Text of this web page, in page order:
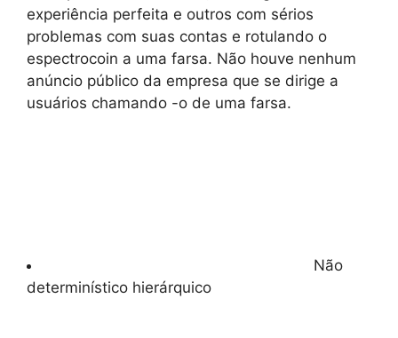
experiência perfeita e outros com sérios
problemas com suas contas e rotulando o
espectrocoin a uma farsa. Não houve nenhum
anúncio público da empresa que se dirige a
usuários chamando -o de uma farsa.
Não
determinístico hierárquico